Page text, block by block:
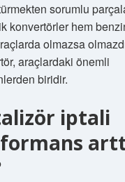
sorumlu
konvertörler hem
olmazsa
araçlardaki önemli
biridir.
iptali